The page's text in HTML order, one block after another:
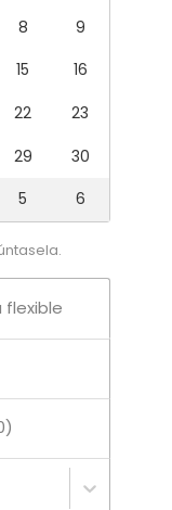
8
9
15
16
22
23
29
30
5 6
flexible